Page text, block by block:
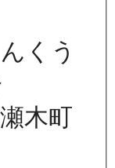
くう
木町